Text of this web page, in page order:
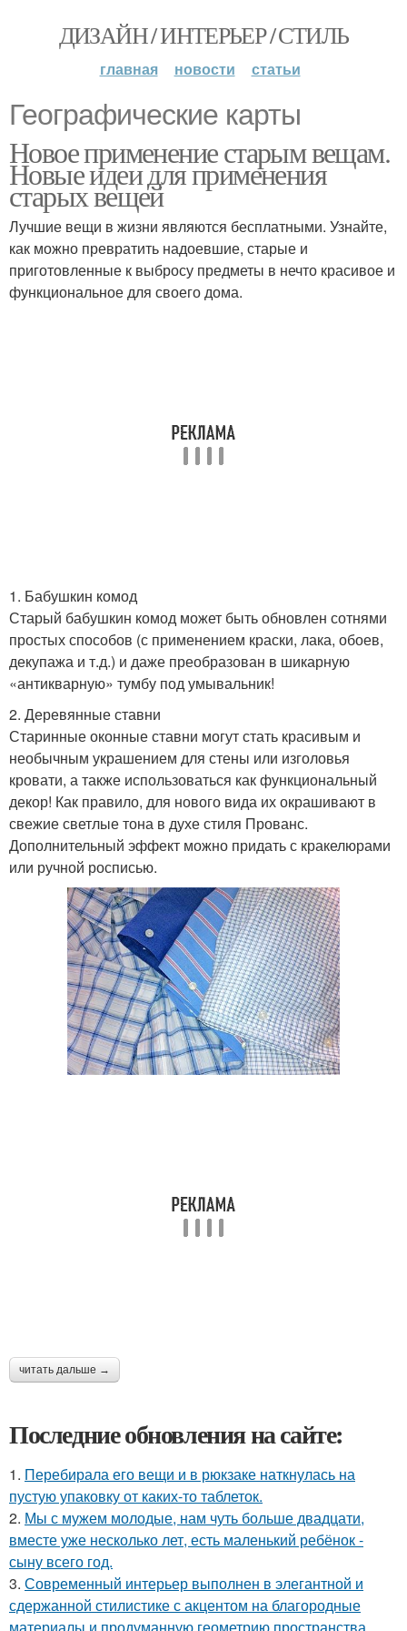
ДИЗАЙН / ИНТЕРЬЕР / СТИЛЬ
главная новости статьи
Географические карты
Новое применение старым вещам.
Новые идеи для применения
старых вещей
Лучшие вещи в жизни являются бесплатными. Узнайте,
как можно превратить надоевшие, старые и
приготовленные к выбросу предметы в нечто красивое и
функциональное для своего дома.
1. Бабушкин комод
Старый бабушкин комод может быть обновлен сотнями
простых способов (с применением краски, лака, обоев,
декупажа и т.д.) и даже преобразован в шикарную
«антикварную» тумбу под умывальник!
2. Деревянные ставни
Старинные оконные ставни могут стать красивым и
необычным украшением для стены или изголовья
кровати, а также использоваться как функциональный
декор! Как правило, для нового вида их окрашивают в
свежие светлые тона в духе стиля Прованс.
Дополнительный эффект можно придать с кракелюрами
или ручной росписью.
читать дальше →
Последние обновления на сайте:
1. Перебирала его вещи и в рюкзаке наткнулась на
пустую упаковку от каких-то таблеток.
2. Мы с мужем молодые, нам чуть больше двадцати,
вместе уже несколько лет, есть маленький ребёнок -
сыну всего год.
3. Современный интерьер выполнен в элегантной и
сдержанной стилистике с акцентом на благородные